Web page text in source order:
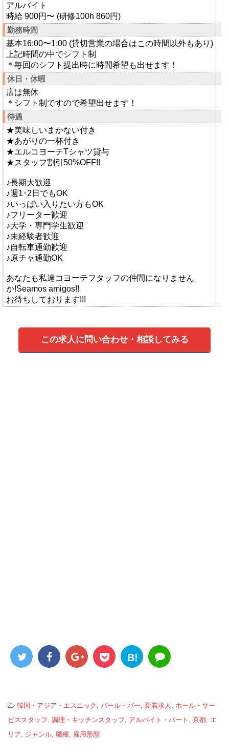
アルバイト
時給 900円〜 (研修100h 860円)
勤務時間
基本16:00〜1:00 (貸切営業の場合はこの時間以外もあり)
上記時間の中でシフト制
＊毎回のシフト提出時に時間希望も出せます！
休日・休暇
店は無休
＊シフト制ですので希望出せます！
待遇
★美味しいまかない付き
★あがりの一杯付き
★エルコヨーテTシャツ貸与
★スタッフ割引50%OFF!!
♪長期大歓迎
♪週1･2日でもOK
♪いっぱい入りたい方もOK
♪フリーター歓迎
♪大学・専門学生歓迎
♪未経験者歓迎
♪自転車通勤歓迎
♪原チャ通勤OK
あなたも私達コヨーテフタッフの仲間になりません
か!Seamos amigos!!
お待ちしております!!!
この求人に問い合わせ・相談してみる
B!
-韓国・アジア・エスニック バール・バー 新着求人
ホール・サー
ビススタッフ 調理・キッチンスタッフ アルバイト・パート 京都 エ
リア
ジャンル 職種 雇用形態